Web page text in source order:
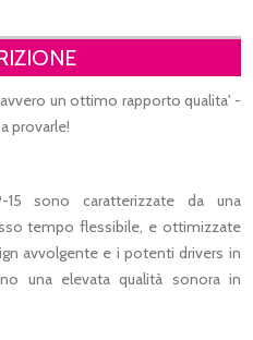
un ottimo rapporto qualita' -
provarle!
sono caratterizzate da una
tempo flessibile, e ottimizzate
avvolgente e i potenti drivers in
una elevata qualità sonora in